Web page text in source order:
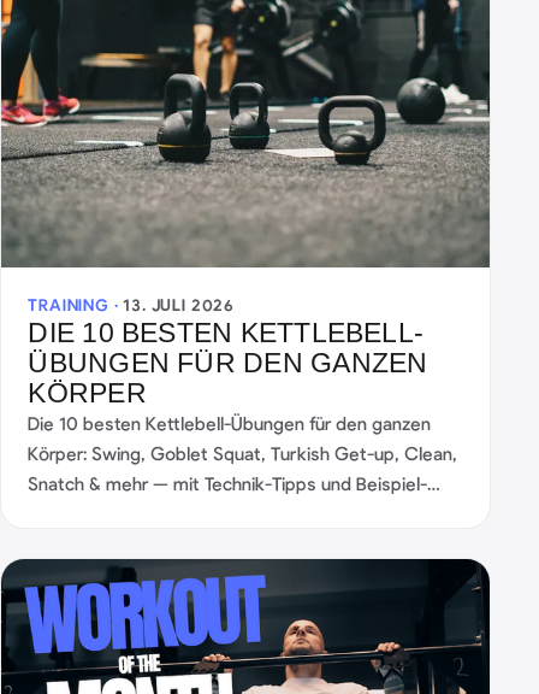
TRAINING ·13. JULI 2026
DIE 10 BESTEN KETTLEBELL-
ÜBUNGEN FÜR DEN GANZEN
KÖRPER
Die 10 besten Kettlebell-Übungen für den ganzen
Körper: Swing, Goblet Squat, Turkish Get-up, Clean,
Snatch & mehr — mit Technik-Tipps und Beispiel-